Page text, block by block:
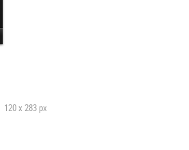
120 x 283 px